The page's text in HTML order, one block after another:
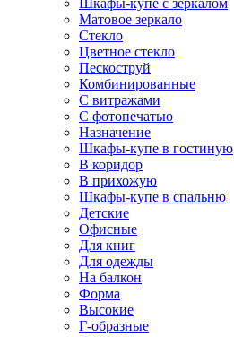
Шкафы-купе с зеркалом
Матовое зеркало
Стекло
Цветное стекло
Пескоструй
Комбинированные
С витражами
С фотопечатью
Назначение
Шкафы-купе в гостиную
В коридор
В прихожую
Шкафы-купе в спальню
Детские
Офисные
Для книг
Для одежды
На балкон
Форма
Высокие
Г-образные